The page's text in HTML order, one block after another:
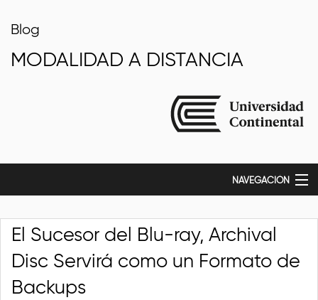
Blog
MODALIDAD A DISTANCIA
NAVEGACIÓN
Educación
El Sucesor del Blu-ray, Archival
Disc Servirá como un Formato de
Backups